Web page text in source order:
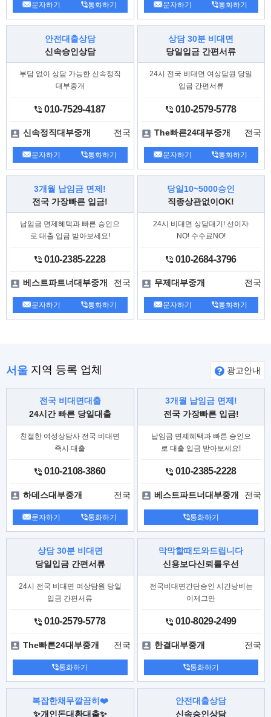
문자하기 통화하기 문자하기 통화하기
안전대출상담
신속승인상담
부담 없이 상담 가능한 신속정직
대부중개
010-7529-4187
신속정직대부중개 전국
문자하기 통화하기
상담 30분 비대면
당일입금 간편서류
24시 전국 비대면 여상담원 당일
입금 간편서류
010-2579-5778
The빠른24대부중개 전국
문자하기 통화하기
3개월 납임금 면제!
전국 가장빠른 입금!
납임금 면제혜택과 빠른 승인으
로 대출 입금 받아보세요!
010-2385-2228
베스트파트너대부중개 전국
문자하기 통화하기
당일10~5000승인
직종상관없이OK!
24시 비대면 상담대기! 선이자
NO! 수수료NO!
010-2684-3796
무제대부중개 전국
문자하기 통화하기
서울 지역 등록 업체 광고안내
전국 비대면대출
24시간 빠른 당일대출
친절한 여성상담사 전국 비대면
즉시 대출
010-2108-3860
하데스대부중개 전국
문자하기 통화하기
3개월 납임금 면제!
전국 가장빠른 입금!
납임금 면제혜택과 빠른 승인으
로 대출 입금 받아보세요!
010-2385-2228
베스트파트너대부중개 전국
통화하기
상담 30분 비대면
당일입금 간편서류
24시 전국 비대면 여상담원 당일
입금 간편서류
010-2579-5778
The빠른24대부중개 전국
통화하기
막막할때도와드립니다
신용보다신뢰를우선
전국비대면간단승인 시간낭비는
이제그만
010-8029-2499
한결대부중개 전국
통화하기
복잡한채무깔끔히❤️
✨개인돈대환대출✨
안전대출상담
신속승인상담